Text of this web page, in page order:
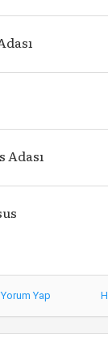
Adası
Yorum Yap